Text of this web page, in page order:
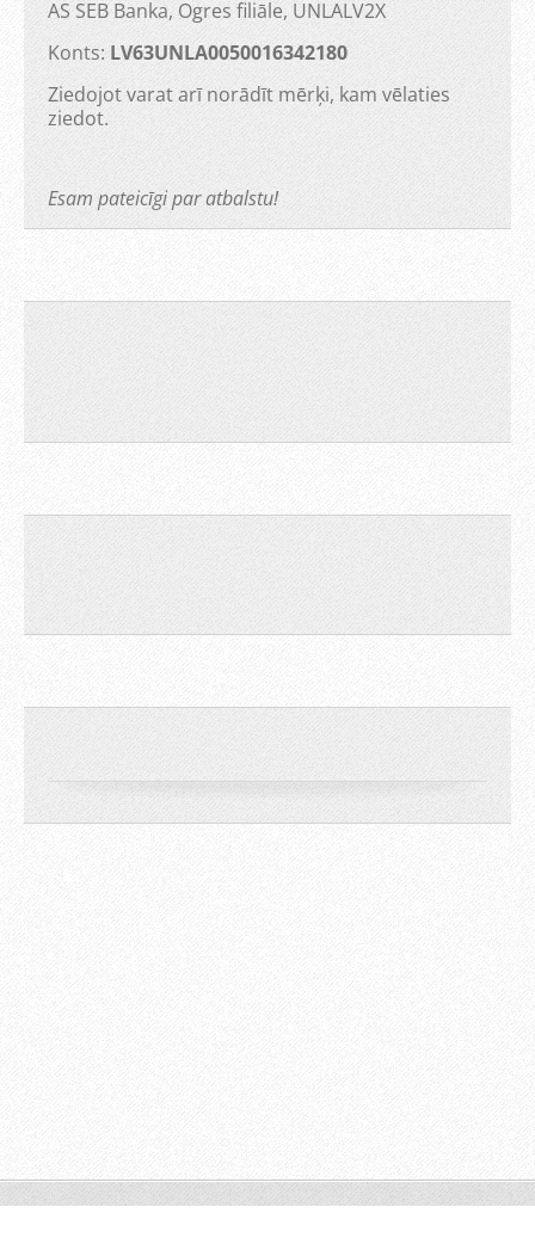
AS SEB Banka, Ogres filiāle, UNLALV2X
Konts: LV63UNLA0050016342180
Ziedojot varat arī norādīt mērķi, kam vēlaties
ziedot.
Esam pateicīgi par atbalstu!